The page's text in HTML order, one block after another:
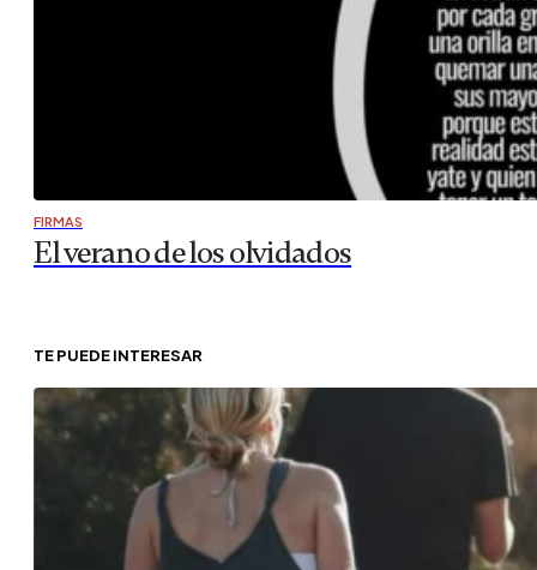
FIRMAS
El verano de los olvidados
TE PUEDE INTERESAR